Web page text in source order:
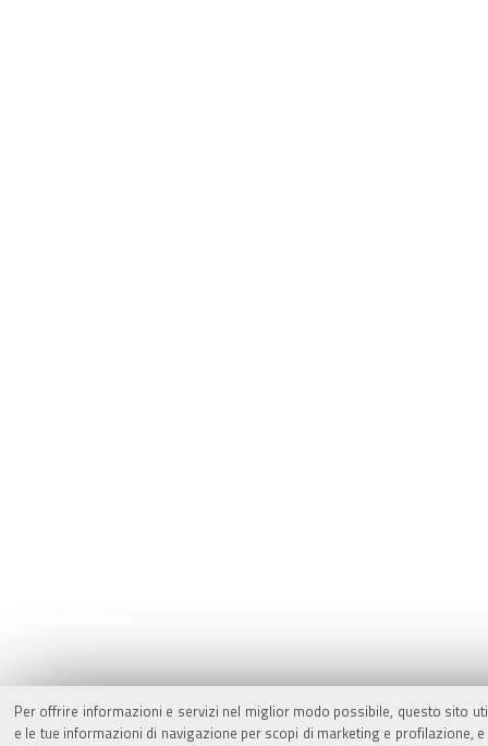
Per offrire informazioni e servizi nel miglior modo possibile, questo sito
e le tue informazioni di navigazione per scopi di marketing e